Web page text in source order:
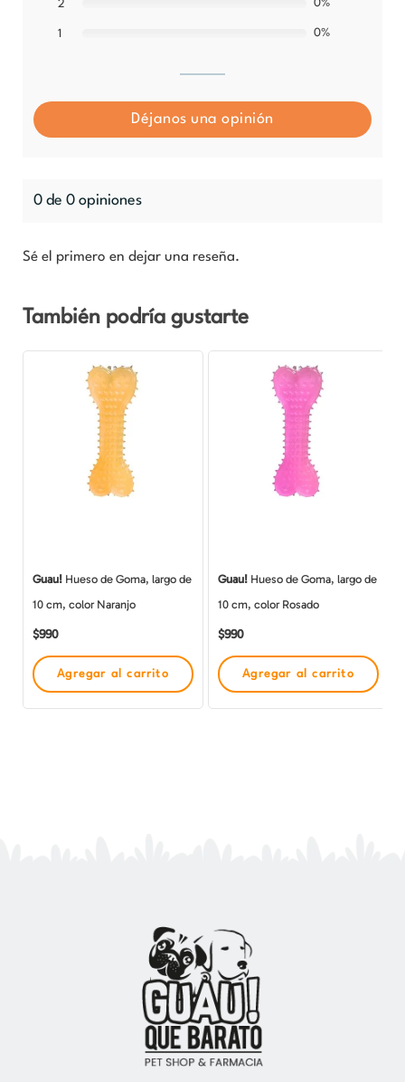
2 0%
1 0%
Déjanos una opinión
0 de 0 opiniones
Sé el primero en dejar una reseña.
También podría gustarte
Guau! Hueso de Goma, largo de
10 cm, color Naranjo
$990
Agregar al carrito
Guau! Hueso de Goma, largo de
10 cm, color Rosado
$990
Agregar al carrito